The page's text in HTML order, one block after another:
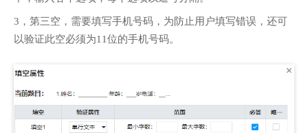
3，第三空，需要填写手机号码，为防止用户填写错误，还可
以验证此空必须为11位的手机号码。